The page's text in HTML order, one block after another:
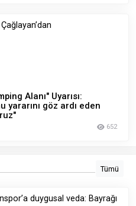
Alanı" Uyarısı:
yararını göz ardı eden
652
Tümü